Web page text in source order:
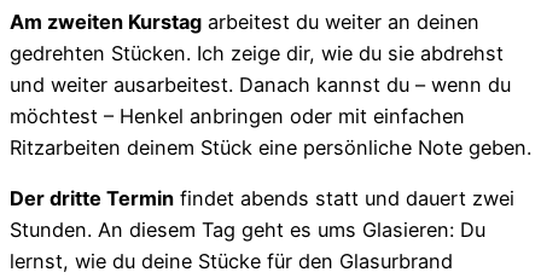
Am zweiten Kurstag arbeitest du weiter an deinen
gedrehten Stücken. Ich zeige dir, wie du sie abdrehst
und weiter ausarbeitest. Danach kannst du – wenn du
möchtest – Henkel anbringen oder mit einfachen
Ritzarbeiten deinem Stück eine persönliche Note geben.
Der dritte Termin findet abends statt und dauert zwei
Stunden. An diesem Tag geht es ums Glasieren: Du
lernst, wie du deine Stücke für den Glasurbrand